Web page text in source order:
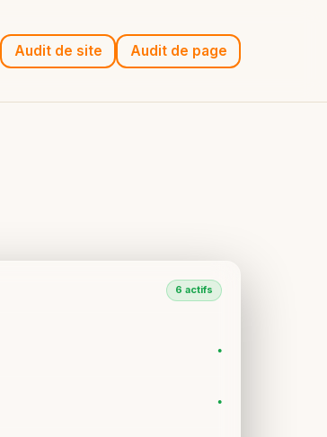
Audit de site Audit de page
6 actifs
●
●